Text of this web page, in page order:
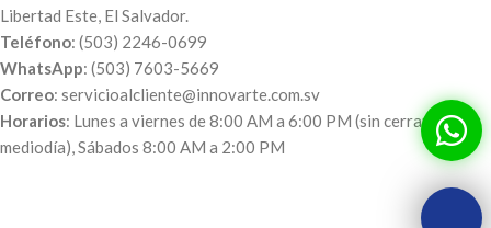
Libertad Este, El Salvador.
Teléfono: (503) 2246-0699
WhatsApp: (503) 7603-5669
Correo: servicioalcliente@innovarte.com.sv
Horarios: Lunes a viernes de 8:00 AM a 6:00 PM (sin cerrar al
mediodía), Sábados 8:00 AM a 2:00 PM